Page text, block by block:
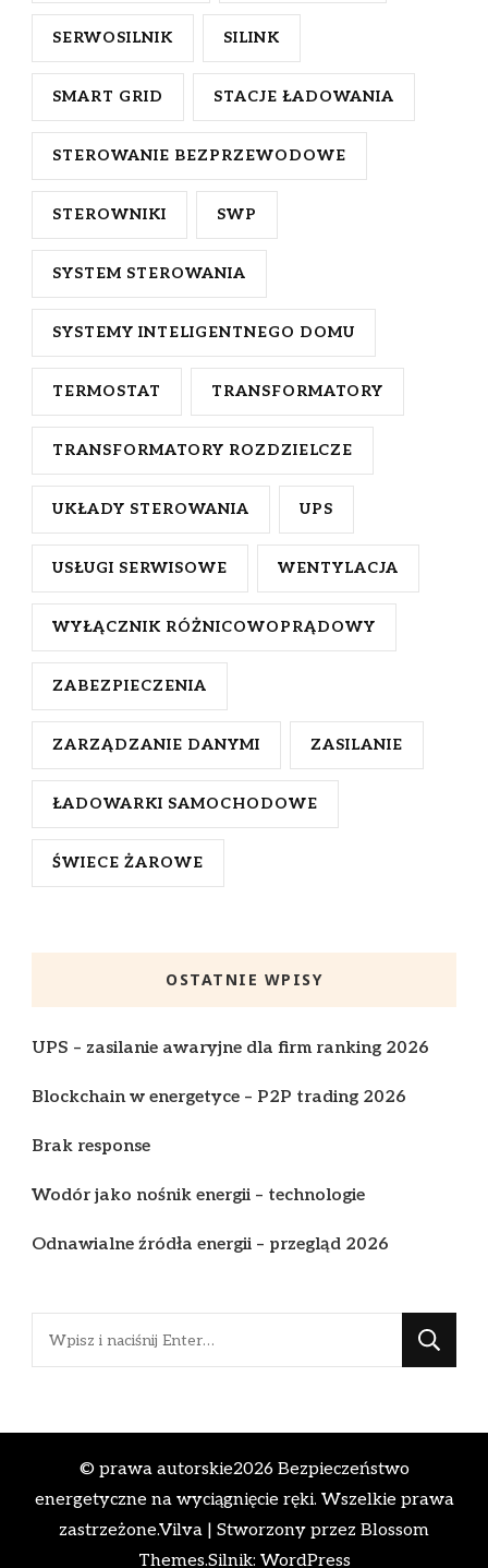
SERWOSILNIK SILINK
SMART GRID STACJE ŁADOWANIA
STEROWANIE BEZPRZEWODOWE
STEROWNIKI SWP
SYSTEM STEROWANIA
SYSTEMY INTELIGENTNEGO DOMU
TERMOSTAT TRANSFORMATORY
TRANSFORMATORY ROZDZIELCZE
UKŁADY STEROWANIA UPS
USŁUGI SERWISOWE WENTYLACJA
WYŁĄCZNIK RÓŻNICOWOPRĄDOWY
ZABEZPIECZENIA
ZARZĄDZANIE DANYMI ZASILANIE
ŁADOWARKI SAMOCHODOWE
ŚWIECE ŻAROWE
OSTATNIE WPISY
UPS – zasilanie awaryjne dla firm ranking 2026
Blockchain w energetyce – P2P trading 2026
Brak response
Wodór jako nośnik energii – technologie
Odnawialne źródła energii – przegląd 2026
Szukasz
czegoś?
© prawa autorskie2026 Bezpieczeństwo
energetyczne na wyciągnięcie ręki. Wszelkie prawa
zastrzeżone.Vilva | Stworzony przez Blossom
Themes.Silnik: WordPress